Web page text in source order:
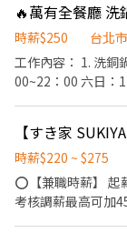
接待 ​維持優雅用餐
護與食材管理 ​條件
】📍 7/1 隆重登場
班：18:30 - 22:30 ​【 永康店 】&【 信義店 】 ​午間餐期：10:00 -
14:00 / 10:00 - 17:00 ​晚間
本配合 6 個月以上。
利 ​時薪： 依勞基
升為訓練員最高可
健康檢查（我們比
服、員工餐、團體保險、不定
境有堅持，或想體
負責結帳、收銀等
前與烹飪中之準備
切各種食材。 ．負
所需要的食材。 ．
🔥萬有全餐廳 洗
時薪$250
台北
工作內容： 1. 洗銅鍋、
00~22：00 六日：11：30~14：30
時薪$220 ~ $275
⭕【兼職時薪】 起
考核調薪最高可加45元